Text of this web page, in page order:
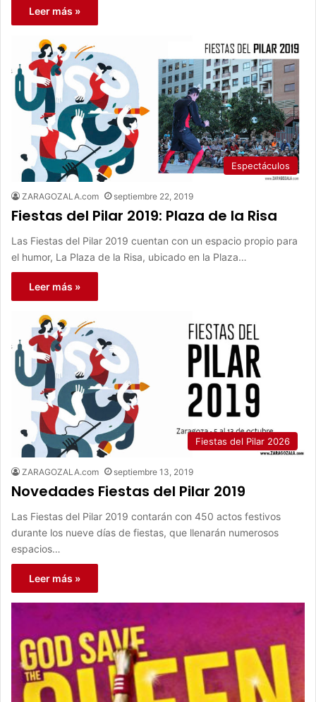
Leer más »
Espectáculos
ZARAGOZALA.com septiembre 22, 2019
Fiestas del Pilar 2019: Plaza de la Risa
Las Fiestas del Pilar 2019 cuentan con un espacio propio para
el humor, La Plaza de la Risa, ubicado en la Plaza…
Leer más »
Fiestas del Pilar 2026
ZARAGOZALA.com septiembre 13, 2019
Novedades Fiestas del Pilar 2019
Las Fiestas del Pilar 2019 contarán con 450 actos festivos
durante los nueve días de fiestas, que llenarán numerosos
espacios…
Leer más »